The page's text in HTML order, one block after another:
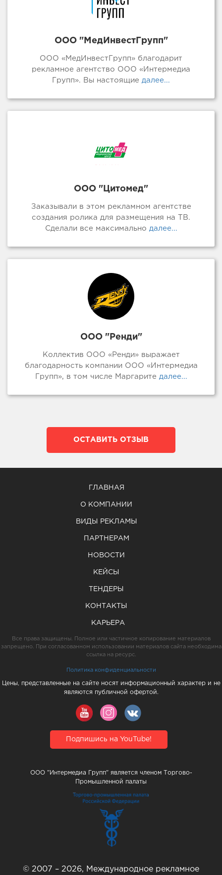
ООО "МедИнвестГрупп"
ООО «МедИнвестГрупп» благодарит
рекламное агентство ООО «Интермедиа
Групп». Вы настоящие далее...
ООО "Цитомед"
Заказывали в этом рекламном агентстве
создания ролика для размещения на ТВ.
Сделали все максимально далее...
ООО "Ренди"
Коллектив ООО «Ренди» выражает
благодарность компании ООО «Интермедиа
Групп», в том числе Маргарите далее...
ОСТАВИТЬ ОТЗЫВ
ГЛАВНАЯ
О КОМПАНИИ
ВИДЫ РЕКЛАМЫ
ПАРТНЕРАМ
НОВОСТИ
КЕЙСЫ
ТЕНДЕРЫ
КОНТАКТЫ
КАРЬЕРА
Все права защищены. Полное или частичное копирование материалов
запрещено. При согласованном использовании материалов сайта необходима
ссылка на ресурс.
Политика конфиденциальности
Цены, представленные на сайте носят информационный характер и не
являются публичной офертой.
Подпишись на YouTube!
ООО "Интермедиа Групп" является членом Торгово-
Промышленной палаты
© 2007 – 2026, Международное рекламное